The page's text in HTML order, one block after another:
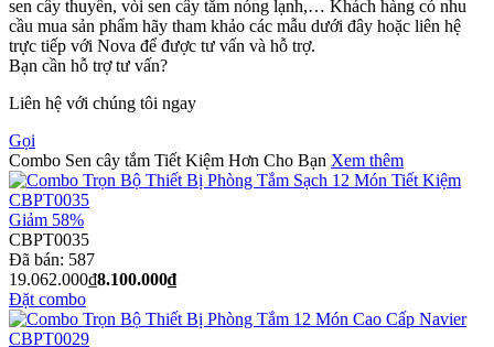
sen cây thuyền, vòi sen cây tắm nóng lạnh,… Khách hàng có nhu
cầu mua sản phẩm hãy tham khảo các mẫu dưới đây hoặc liên hệ
trực tiếp với Nova để được tư vấn và hỗ trợ.
Bạn cần hỗ trợ tư vấn?
Liên hệ với chúng tôi ngay
Gọi
Combo Sen cây tắm Tiết Kiệm Hơn Cho Bạn Xem thêm
Giảm 58%
CBPT0035
Đã bán: 587
19.062.000₫8.100.000₫
Đặt combo